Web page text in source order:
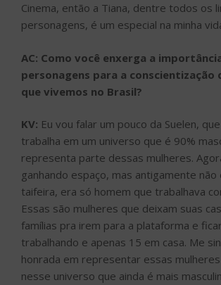
Cinema, então a Tiana, dentre todos os
personagens, é um especial na minha
AC: Como você enxerga a
personagens para a conscientização
que vivemos no Brasil?
KV: Eu vou falar um pouco da Suelen,
trabalha em um universo que é 90%
representa parte dessas mulheres.
ganhando espaço, mas antigamente
taifeira, era só homem que trabalhava
Essas são mulheres que deixam suas
famílias pra irem para a plataforma e
trabalhando e apenas 15 em casa. Me
honrada em representar essas
nesse universo que ainda é mais